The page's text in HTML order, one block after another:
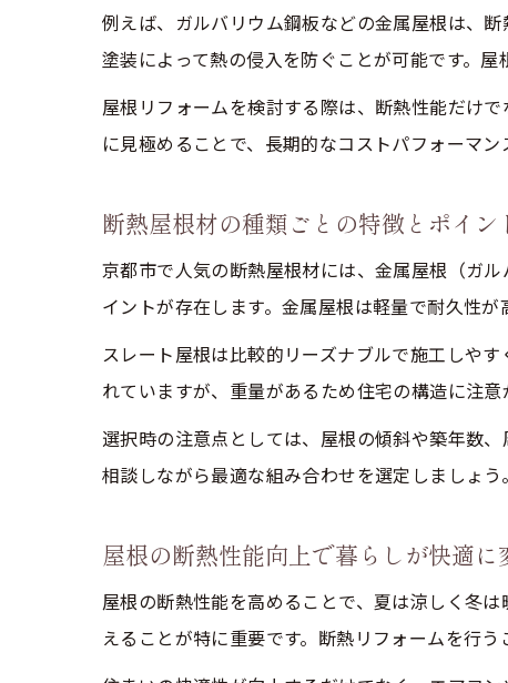
例えば、ガルバリウム鋼板などの金属屋根は、
塗装によって熱の侵入を防ぐことが可能です。
屋根リフォームを検討する際は、断熱性能だけ
に見極めることで、長期的なコストパフォーマン
断熱屋根材の種類ごとの特徴とポイン
京都市で人気の断熱屋根材には、金属屋根（ガ
イントが存在します。金属屋根は軽量で耐久性
スレート屋根は比較的リーズナブルで施工しや
れていますが、重量があるため住宅の構造に注
選択時の注意点としては、屋根の傾斜や築年数
相談しながら最適な組み合わせを選定しましょう。
屋根の断熱性能向上で暮らしが快適に
屋根の断熱性能を高めることで、夏は涼しく冬
えることが特に重要です。断熱リフォームを行